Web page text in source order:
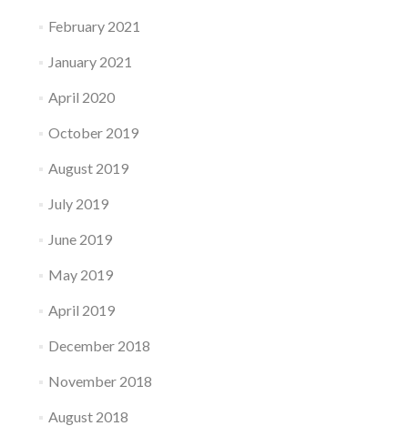
February 2021
January 2021
April 2020
October 2019
August 2019
July 2019
June 2019
May 2019
April 2019
December 2018
November 2018
August 2018